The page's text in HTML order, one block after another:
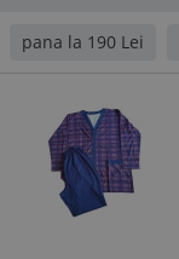
pana la 190 Lei